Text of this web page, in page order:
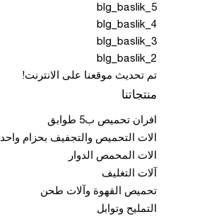
blg_baslik_5
blg_baslik_4
blg_baslik_3
blg_baslik_2
تم تحديث موقعنا على الانترنت!
منتجاتنا
افران تحميص ب5 طوابق
الات التحميص والتجفيف بحزام واحد
الات المحمص الدوار
آلات التغليف
تحميص القهوة وآلات طحن
التمليح وتوابل